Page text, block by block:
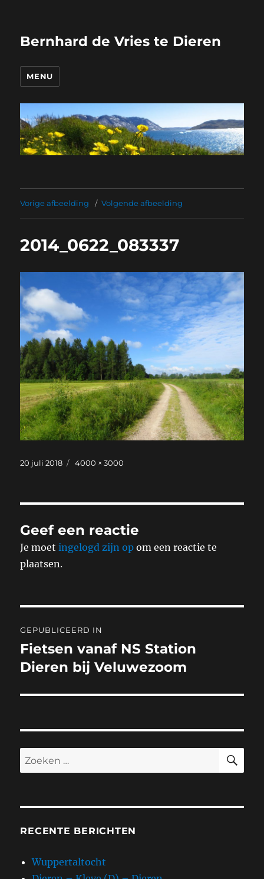
Bernhard de Vries te Dieren
MENU
Vorige afbeelding Volgende afbeelding
2014_0622_083337
Geplaatst
20 juli 2018
Volledige
4000 × 3000
Geef een reactie
Je moetingelogd zijn op om een reactie te
plaatsen.
navigatie
GEPUBLICEERD IN
Fietsen vanaf NS Station
Dieren bij Veluwezoom
Zoeken
naar:
RECENTE BERICHTEN
Wuppertaltocht